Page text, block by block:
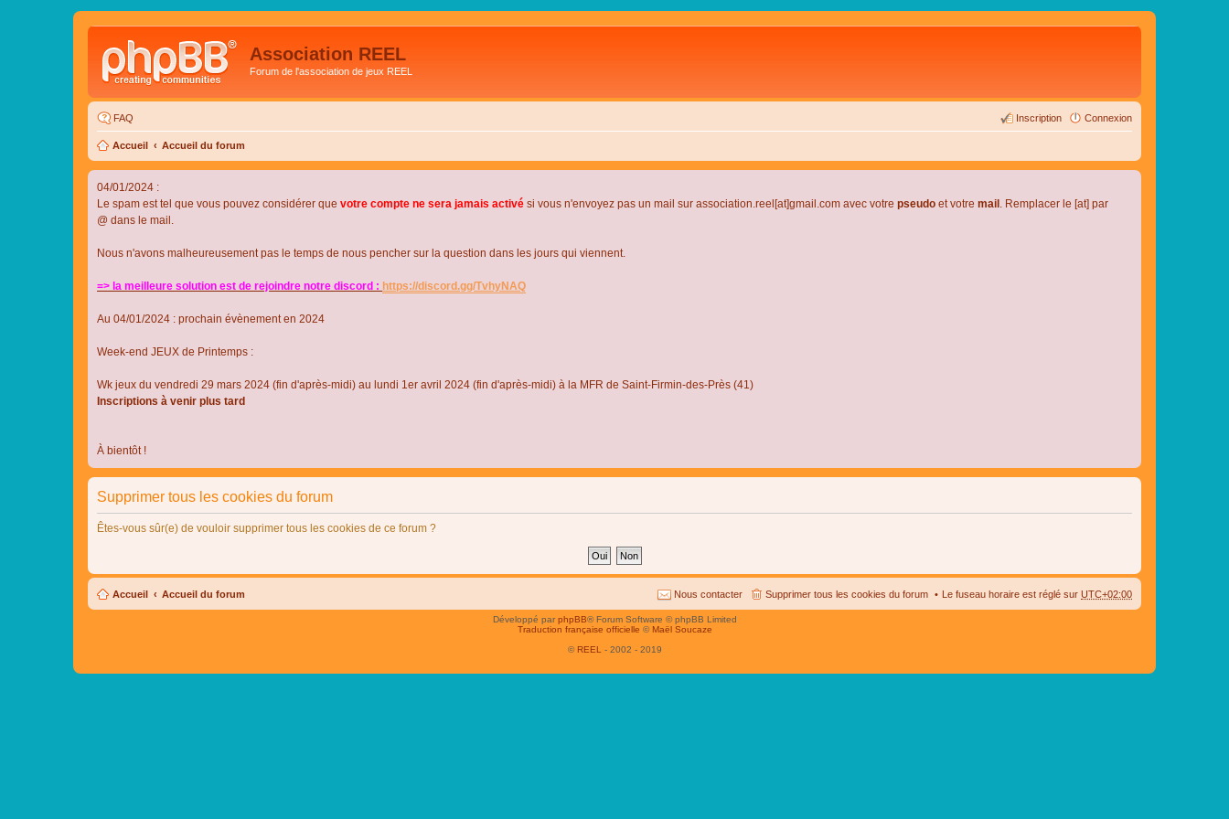
Association REEL
Forum de l'association de jeux REEL
FAQ Connexion
Inscription
Accueil Accueil du forum
04/01/2024 :
Le spam est tel que vous pouvez considérer que votre compte ne sera jamais activé si vous n'envoyez pas un mail sur association.reel[at]gmail.com avec votre pseudo et votre mail . Remplacer le [at] par
@ dans le mail.
Nous n'avons malheureusement pas le temps de nous pencher sur la question dans les jours qui viennent.
=> la meilleure solution est de rejoindre notre discord : https://discord.gg/TvhyNAQ
Au 04/01/2024 : prochain évènement en 2024
Week-end JEUX de Printemps :
Wk jeux du vendredi 29 mars 2024 (fin d'après-midi) au lundi 1er avril 2024 (fin d'après-midi) à la MFR de Saint-Firmin-des-Près (41)
Inscriptions à venir plus tard
À bientôt !
Supprimer tous les cookies du forum
Êtes-vous sûr(e) de vouloir supprimer tous les cookies de ce forum ?
Accueil Accueil du forum Le fuseau horaire est réglé sur UTC+02:00
Supprimer tous les cookies du forum
Nous contacter
Développé parphpBB® Forum Software © phpBB Limited
Traduction française officielle © Maël Soucaze
© REEL - 2002 - 2019